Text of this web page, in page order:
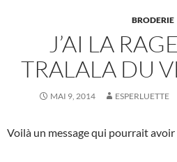
BRODERIE
J’AI LA
TRALALA DU
MAI 9, 2014 ESPERLUETTE
Voilà un message qui pourrait